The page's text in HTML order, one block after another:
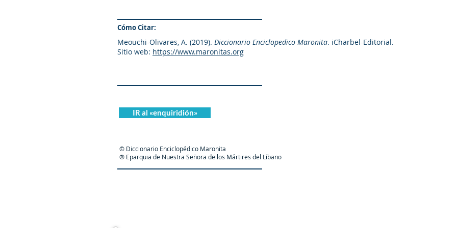
Cómo Citar:
Meouchi-Olivares, A. (2019). Diccionario Enciclopedico Maronita. iCharbel-Editorial.
Sitio web: https://www.maronitas.org
IR al «enquiridión»
© Diccionario Enciclopédico Maronita
® Eparquia de Nuestra Señora de los Mártires del Líbano